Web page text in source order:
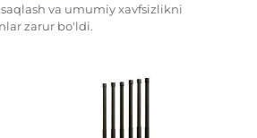
va umumiy xavfsizlikni
zarur bo'ldi.